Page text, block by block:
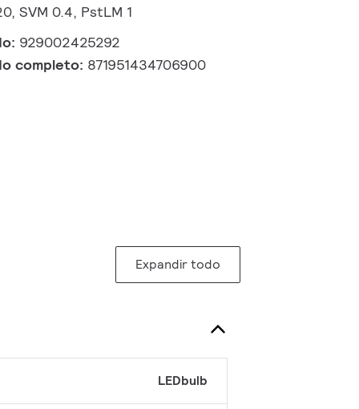
SVM 0.4, PstLM 1
929002425292
completo: 871951434706900
Expandir todo
LEDbulb